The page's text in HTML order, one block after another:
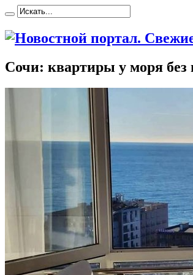
Сочи: квартиры у моря без